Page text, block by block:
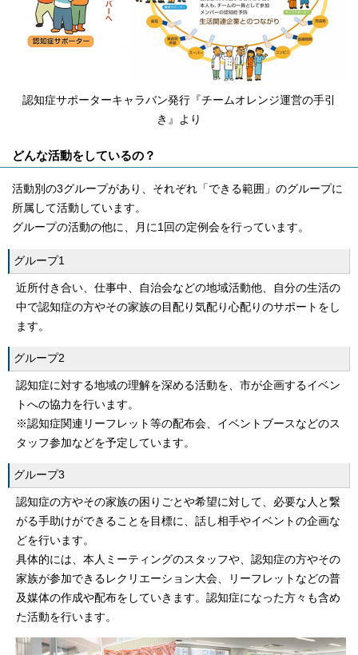
認知症サポーターキャラバン発行『チームオレンジ運営の手引
き』より
どんな活動をしているの？
活動別の3グループがあり、それぞれ「できる範囲」のグループに
所属して活動しています。
グループの活動の他に、月に1回の定例会を行っています。
グループ1
近所付き合い、仕事中、自治会などの地域活動他、自分の生活の
中で認知症の方やその家族の目配り気配り心配りのサポートをし
ます。
グループ2
認知症に対する地域の理解を深める活動を、市が企画するイベン
トへの協力を行います。
※認知症関連リーフレット等の配布会、イベントブースなどのス
タッフ参加などを予定しています。
グループ3
認知症の方やその家族の困りごとや希望に対して、必要な人と繋
がる手助けができることを目標に、話し相手やイベントの企画な
どを行います。
具体的には、本人ミーティングのスタッフや、認知症の方やその
家族が参加できるレクリエーション大会、リーフレットなどの普
及媒体の作成や配布をしていきます。認知症になった方々も含め
た活動を行います。